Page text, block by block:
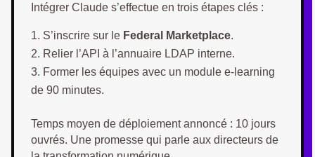
Intégrer Claude s’effectue en trois étapes clés :
S’inscrire sur le Federal Marketplace.
Relier l’API à l’annuaire LDAP interne.
Former les équipes avec un module e-learning
de 90 minutes.
Temps moyen de déploiement annoncé : 10 jours
ouvrés. Une promesse qui parle aux directeurs de